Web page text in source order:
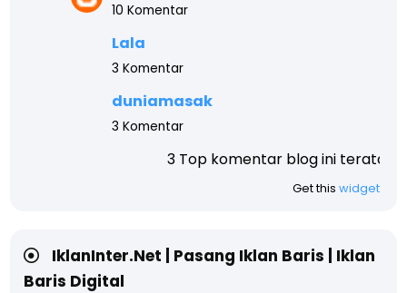
10 Komentar
Lala
3 Komentar
duniamasak
3 Komentar
3 Top komentar blog ini teratas, akhir tahun
Get this widget
IklanInter.Net | Pasang Iklan Baris | Iklan
Baris Digital